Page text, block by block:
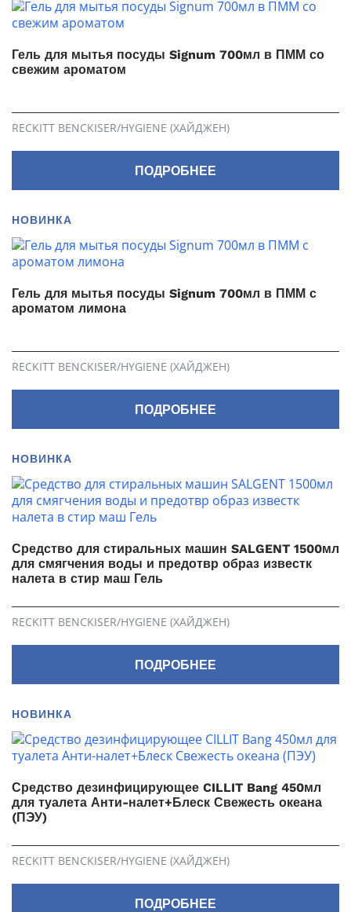
Гель для мытья посуды Signum 700мл в ПММ со
свежим ароматом
RECKITT BENCKISER/HYGIENE (ХАЙДЖЕН)
ПОДРОБНЕЕ
НОВИНКА
Гель для мытья посуды Signum 700мл в ПММ с
ароматом лимона
RECKITT BENCKISER/HYGIENE (ХАЙДЖЕН)
ПОДРОБНЕЕ
НОВИНКА
Средство для стиральных машин SALGENT 1500мл
для смягчения воды и предотвр образ известк
налета в стир маш Гель
RECKITT BENCKISER/HYGIENE (ХАЙДЖЕН)
ПОДРОБНЕЕ
НОВИНКА
Средство дезинфицирующее CILLIT Bang 450мл
для туалета Анти-налет+Блеск Свежесть океана
(ПЭУ)
RECKITT BENCKISER/HYGIENE (ХАЙДЖЕН)
ПОДРОБНЕЕ